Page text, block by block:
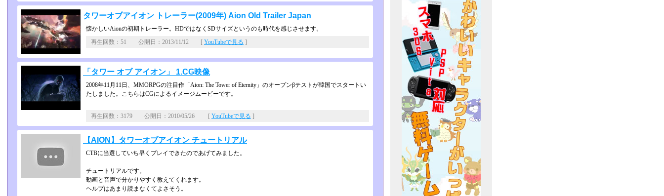
タワーオブアイオン トレーラー(2009年) Aion Old Trailer Japan
懐かしいAionの初期トレーラー。HDではなくSDサイズというのも時代を感じさせ­ます。
再生回数：51 公開日：2013/11/12 [ YouTubeで見る ]
「タワー オブ アイオン」 1.CG映像
2008年11月11日、MMORPGの注目作「Aion: The Tower of Eternity」のオープンβテストが韓国でスタートい
たしました。こちらはCGに­よるイメージムービーです。
再生回数：3179 公開日：2010/05/26 [ YouTubeで見る ]
【AION】タワーオブアイオン チュートリアル
CTBに当選していち早くプレイできたのであげてみました。
チュートリアルです。
動画と音声で分かりやすく教えてくれます。
ヘルプはあまり読まなくてよさそう。